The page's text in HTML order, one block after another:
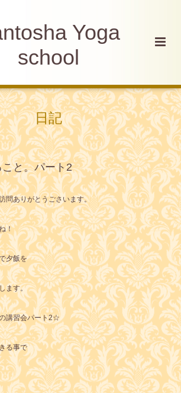
Yoga
school
日記
と。パート2
問ありがとうごさいます。
！
夕飯を
ます。
講習会パート2☆
る事で